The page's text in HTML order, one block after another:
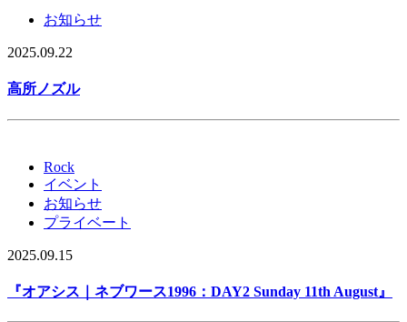
お知らせ
2025.09.22
高所ノズル
Rock
イベント
お知らせ
プライベート
2025.09.15
『オアシス｜ネブワース1996：DAY2 Sunday 11th August』